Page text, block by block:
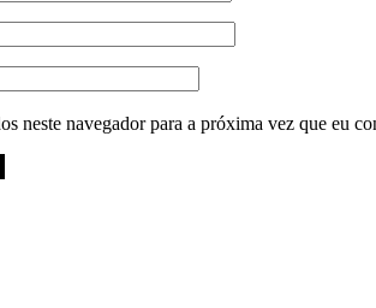
neste navegador para a próxima vez que eu